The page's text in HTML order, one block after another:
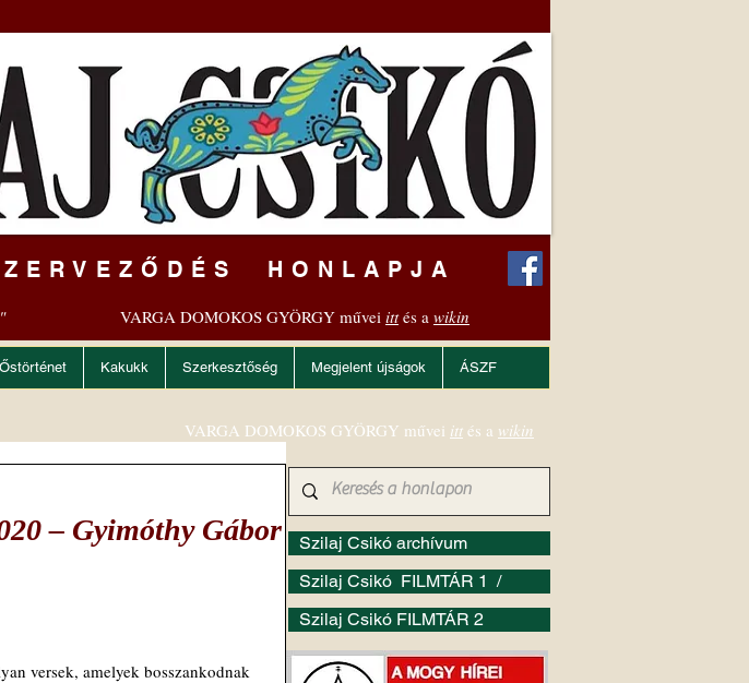
HONLAPJA
VARGA DOMOKOS GYÖRGY művei ittés a wikin
Kakukk Szerkesztőség Megjelent újságok ÁSZF
– Gyimóthy Gábor
versek, amelyek bosszankodnak
Szilaj Csikó archívum
Szilaj Csikó FILMTÁR 1 /
Szilaj Csikó FILMTÁR 2
VARGA DOMOKOS GYÖRGY művei itt és a wikin